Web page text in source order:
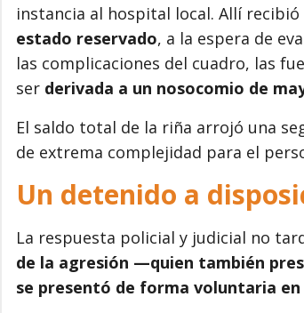
instancia al hospital local. Allí
estado reservado, a la espera de
las complicaciones del cuadro, las
ser derivada a un nosocomio de
El saldo total de la riña arrojó una
de extrema complejidad para el
Un detenido a
La respuesta policial y judicial no
de la agresión —quien también
se presentó de forma voluntaria